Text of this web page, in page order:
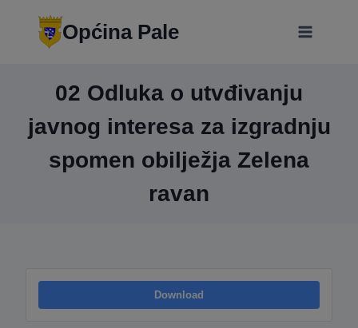
Općina Pale
02 Odluka o utvđivanju
javnog interesa za izgradnju
spomen obilježja Zelena
ravan
Download